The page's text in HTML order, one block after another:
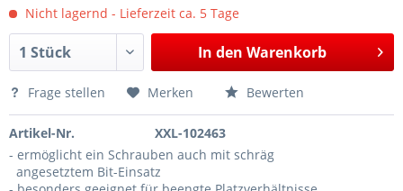
Nicht lagernd - Lieferzeit ca. 5 Tage
In den Warenkorb
Frage stellen Merken Bewerten
Artikel-Nr.
XXL-102463
- ermöglicht ein Schrauben auch mit schräg
angesetztem Bit-Einsatz